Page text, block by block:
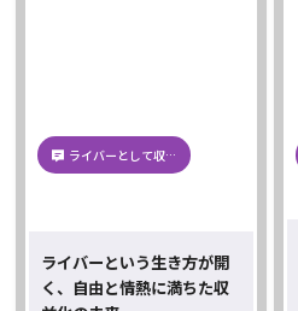
ライバーとして収…
ライバーという生き方が開
く、自由と情熱に満ちた収